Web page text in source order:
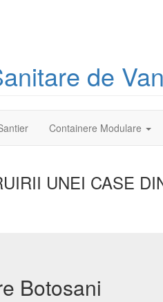
de
Containere Modulare
UNEI CASE
Botosani